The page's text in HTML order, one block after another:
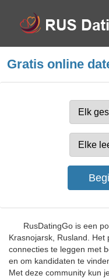
Gratis online
RusDatingGo is een
Krasnojarsk, Rusland.
connecties te leggen met
en om kandidaten te
Met deze community kun